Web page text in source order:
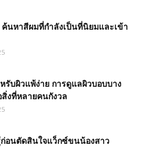
นหาสีผมที่กำลังเป็นที่นิยมและเข้า
รับผิวแพ้ง่าย การดูแลผิวบอบบาง
สิ่งที่หลายคนกังวล
อนตัดสินใจแว็กซ์ขนน้องสาว